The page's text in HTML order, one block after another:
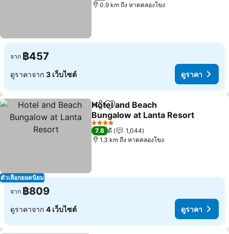
0.9 km ถึง หาดคลองโขง
จาก ฿457
ดูราคาจาก 3 เว็บไซต์ ดูราคา
ตัวเลือกยอดนิยม
แชร์ เพิ่มในรายการโปรด
Hotel and Beach
Bungalow at Lanta Resort
ดูราคา
4 ดาว
7.8 ดี
1,044
1.3 km ถึง หาดคลองโขง
จาก ฿809
ดูราคาจาก 4 เว็บไซต์ ดูราคา